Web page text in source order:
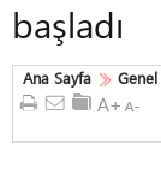
başladı
Ana Sayfa Genel